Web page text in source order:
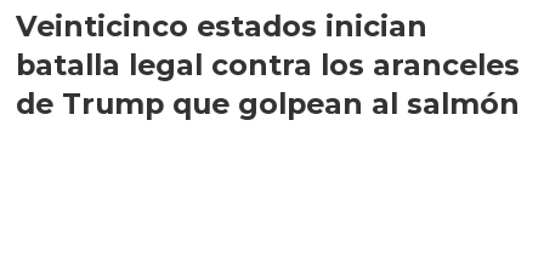
Veinticinco estados inician
batalla legal contra los aranceles
de Trump que golpean al salmón